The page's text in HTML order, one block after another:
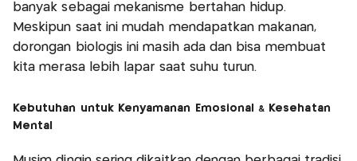
banyak sebagai mekanisme bertahan hidup.
Meskipun saat ini mudah mendapatkan makanan,
dorongan biologis ini masih ada dan bisa membuat
kita merasa lebih lapar saat suhu turun.
Kebutuhan untuk Kenyamanan Emosional & Kesehatan
Mental